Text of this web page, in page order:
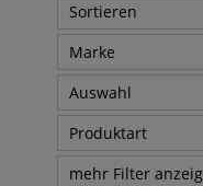
Sortieren
Marke
Auswahl
Produktart
mehr Filter